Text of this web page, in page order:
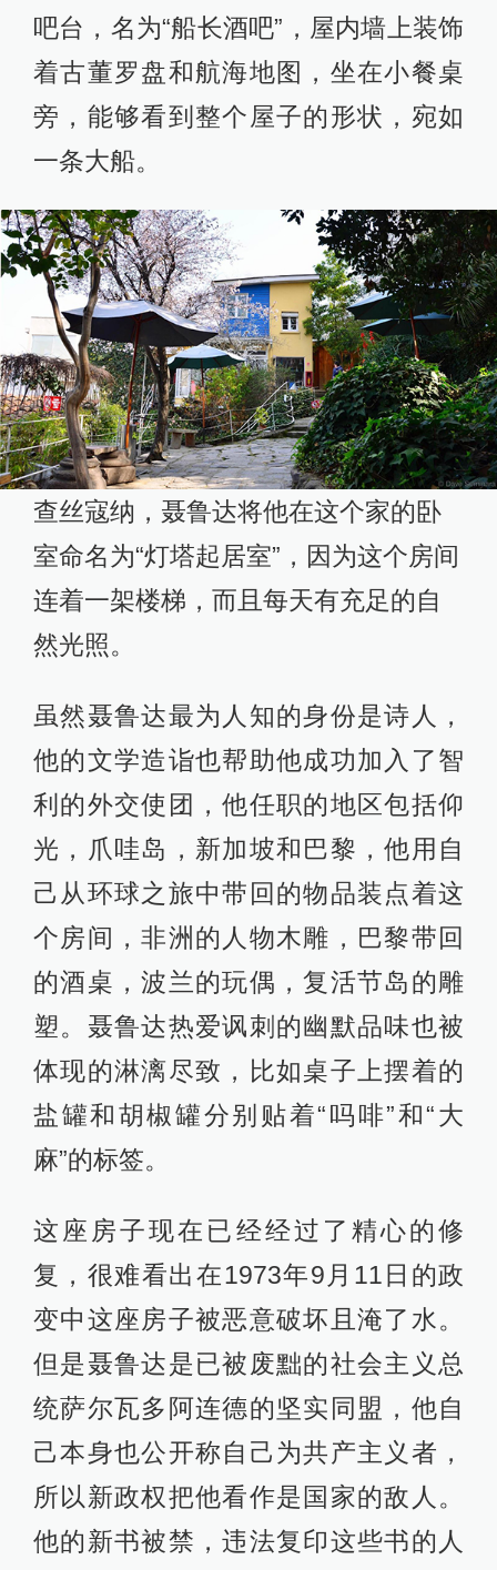
吧台，名为“船长酒吧”，屋内墙上装饰
着古董罗盘和航海地图，坐在小餐桌
旁，能够看到整个屋子的形状，宛如
一条大船。
查丝寇纳，聂鲁达将他在这个家的卧
室命名为“灯塔起居室”，因为这个房间
连着一架楼梯，而且每天有充足的自
然光照。
虽然聂鲁达最为人知的身份是诗人，
他的文学造诣也帮助他成功加入了智
利的外交使团，他任职的地区包括仰
光，爪哇岛，新加坡和巴黎，他用自
己从环球之旅中带回的物品装点着这
个房间，非洲的人物木雕，巴黎带回
的酒桌，波兰的玩偶，复活节岛的雕
塑。聂鲁达热爱讽刺的幽默品味也被
体现的淋漓尽致，比如桌子上摆着的
盐罐和胡椒罐分别贴着“吗啡”和“大
麻”的标签。
这座房子现在已经经过了精心的修
复，很难看出在1973年9月11日的政
变中这座房子被恶意破坏且淹了水。
但是聂鲁达是已被废黜的社会主义总
统萨尔瓦多阿连德的坚实同盟，他自
己本身也公开称自己为共产主义者，
所以新政权把他看作是国家的敌人。
他的新书被禁，违法复印这些书的人